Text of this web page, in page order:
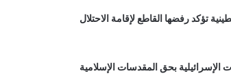
تؤكد رفضها القاطع لإقامة الاحتلال
الإسرائيلية بحق المقدسات الإسلامية